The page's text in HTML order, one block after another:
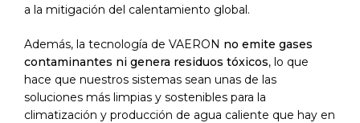
a la mitigación del calentamiento global.
Además, la tecnología de VAERON no emite gases
contaminantes ni genera residuos tóxicos, lo que
hace que nuestros sistemas sean unas de las
soluciones más limpias y sostenibles para la
climatización y producción de agua caliente que hay en